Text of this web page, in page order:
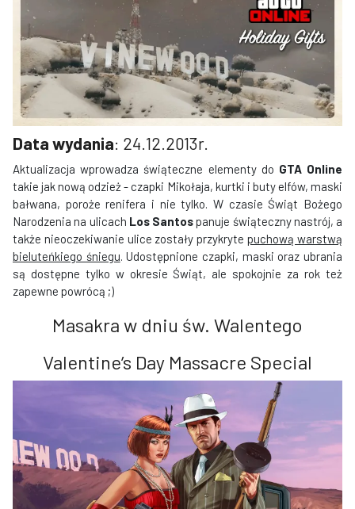
Data wydania: 24.12.2013r.
Aktualizacja wprowadza świąteczne elementy do GTA Online
takie jak nową odzież - czapki Mikołaja, kurtki i buty elfów, maski
bałwana, poroże renifera i nie tylko. W czasie Świąt Bożego
Narodzenia na ulicach Los Santospanuje świąteczny nastrój, a
także nieoczekiwanie ulice zostały przykrytepuchową warstwą
bieluteńkiego śniegu. Udostępnione czapki, maski oraz ubrania
są dostępne tylko w okresie Świąt, ale spokojnie za rok też
zapewne powrócą ;)
Masakra w dniu św. Walentego
Valentine’s Day Massacre Special